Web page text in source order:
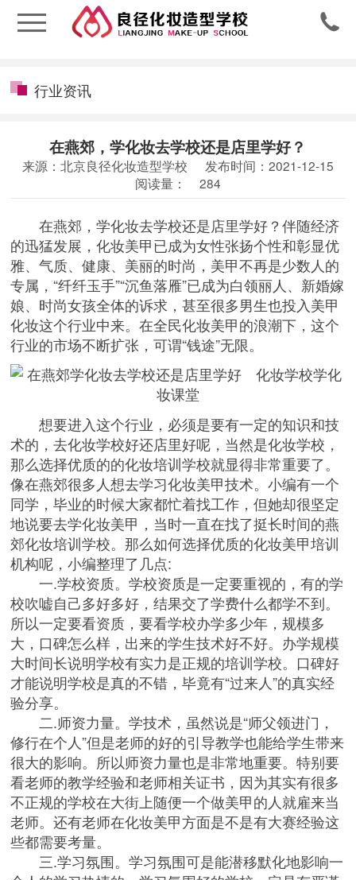

行业资讯
在燕郊，学化妆去学校还是店里学好？
来源：北京良径化妆造型学校
发布时间：2021-12-15
阅读量：
284
在燕郊，学化妆去学校还是店里学好？伴随经济
的迅猛发展，化妆美甲已成为女性张扬个性和彰显优
雅、气质、健康、美丽的时尚，美甲不再是少数人的
专属，“纤纤玉手”“沉鱼落雁”已成为白领丽人、新婚嫁
娘、时尚女孩全体的诉求，甚至很多男生也投入美甲
化妆这个行业中来。在全民化妆美甲的浪潮下，这个
行业的市场不断扩张，可谓“钱途”无限。
想要进入这个行业，必须是要有一定的知识和技
术的，去化妆学校好还店里好呢，当然是化妆学校，
那么选择优质的的化妆培训学校就显得非常重要了。
像在燕郊很多人想去学习化妆美甲技术。小编有一个
同学，毕业的时候大家都忙着找工作，但她却很坚定
地说要去学化妆美甲，当时一直在找了挺长时间的燕
郊化妆培训学校。那么如何选择优质的化妆美甲培训
机构呢，小编整理了几点:
一.学校资质。学校资质是一定要重视的，有的学
校吹嘘自己多好多好，结果交了学费什么都学不到。
所以一定要看资质，要看学校办学多少年，规模多
大，口碑怎么样，出来的学生技术好不好。办学规模
大时间长说明学校有实力是正规的培训学校。口碑好
才能说明学校是真的不错，毕竟有“过来人”的真实经
验分享。
二.师资力量。学技术，虽然说是“师父领进门，
修行在个人”但是老师的好的引导教学也能给学生带来
很大的影响。所以师资力量也是非常地重要。特别要
看老师的教学经验和老师相关证书，因为其实有很多
不正规的学校在大街上随便一个做美甲的人就雇来当
老师。还有老师在化妆美甲方面是不是有大赛经验这
些都需要考量。
三.学习氛围。学习氛围可是能潜移默化地影响一